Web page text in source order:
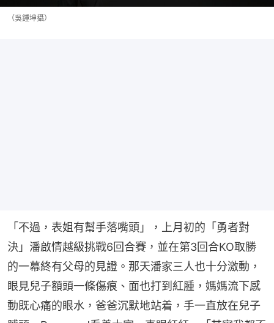
（吳鍾坤攝）
「不過，表姐有幫手落嘴頭」，上月初的「勇者對
決」潘啟情越級挑戰6回合賽，並在第3回合KO取勝
的一幕終有父母的見證。那天潘家三人也十分激動，
眼見兒子額頭一條傷痕、面也打到紅腫，媽媽流下感
動既心痛的眼水，爸爸沉默地站着，手一直放在兒子